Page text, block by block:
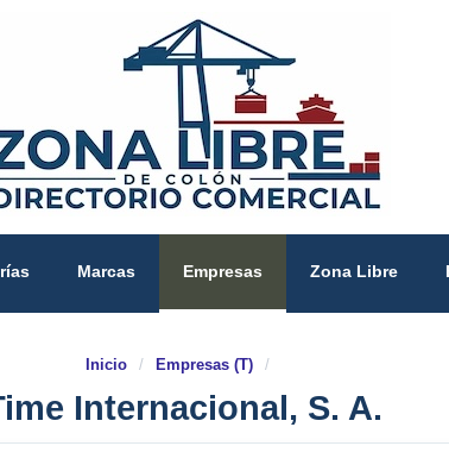
Marcas Empresas Zona Libre
Inicio / Empresas (T) /
Internacional, S. A.